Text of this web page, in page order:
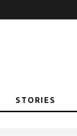
STORIES